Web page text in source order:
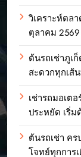
วิเคราะห์ตล
ตุลาคม 2569
ต้นรถเช่าภูเ
สะดวกทุกเส้
เช่ารถมอเต
ประหยัด เริ่ม
ต้นรถเช่า ค
โจทย์ทุกการ